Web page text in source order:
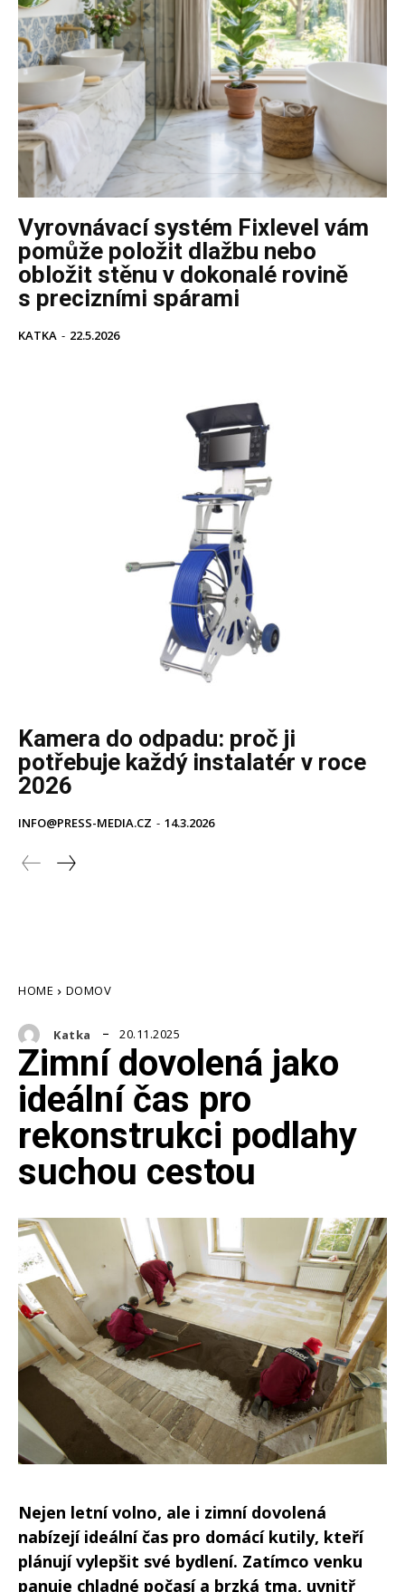
Vyrovnávací systém Fixlevel vám
pomůže položit dlažbu nebo
obložit stěnu v dokonalé rovině
s precizními spárami
KATKA - 22.5.2026
Kamera do odpadu: proč ji
potřebuje každý instalatér v roce
2026
INFO@PRESS-MEDIA.CZ - 14.3.2026